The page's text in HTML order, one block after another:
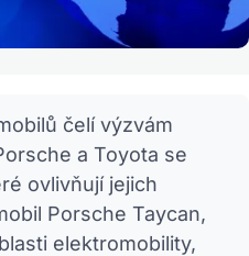
čelí výzvám
a Toyota se
ovlivňují jejich
Porsche Taycan,
elektromobility,